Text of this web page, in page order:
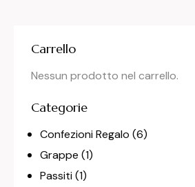
Carrello
Nessun prodotto nel carrello.
Categorie
Confezioni Regalo (6)
Grappe (1)
Passiti (1)